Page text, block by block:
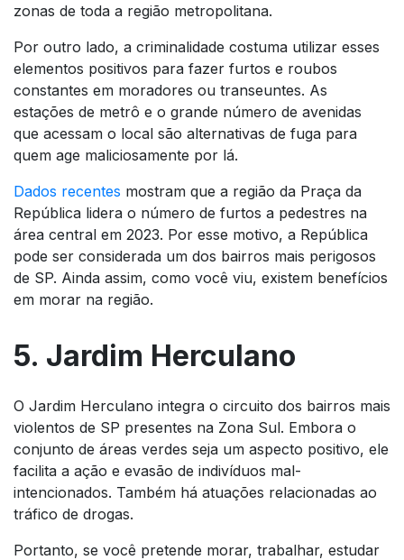
zonas de toda a região metropolitana.
Por outro lado, a criminalidade costuma utilizar esses
elementos positivos para fazer furtos e roubos
constantes em moradores ou transeuntes. As
estações de metrô e o grande número de avenidas
que acessam o local são alternativas de fuga para
quem age maliciosamente por lá.
Dados recentes mostram que a região da Praça da
República lidera o número de furtos a pedestres na
área central em 2023. Por esse motivo, a República
pode ser considerada um dos bairros mais perigosos
de SP. Ainda assim, como você viu, existem benefícios
em morar na região.
5. Jardim Herculano
O Jardim Herculano integra o circuito dos bairros mais
violentos de SP presentes na Zona Sul. Embora o
conjunto de áreas verdes seja um aspecto positivo, ele
facilita a ação e evasão de indivíduos mal-
intencionados. Também há atuações relacionadas ao
tráfico de drogas.
Portanto, se você pretende morar, trabalhar, estudar